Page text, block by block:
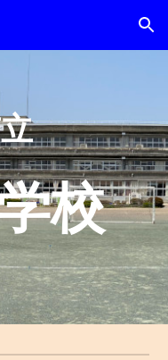
Skip to navigation
校